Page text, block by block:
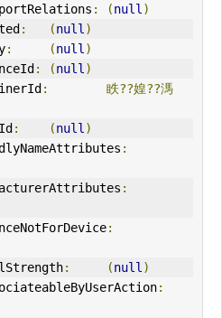
: (null )
: (null )
: (null )
: (null )
:
眣??媓??溤
: (null )
:
:
:
: (null )
: